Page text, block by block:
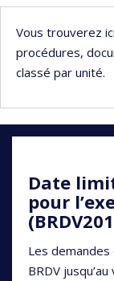
Vous trouverez
procédures,
classé par unité.
Date
pour
Les
BRDV